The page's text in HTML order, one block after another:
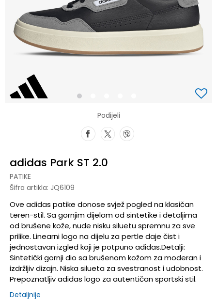
1
Podijeli
adidas Park ST 2.0
PATIKE
Šifra artikla: JQ6109
Ove adidas patike donose svjež pogled na klasičan
teren-stil. Sa gornjim dijelom od sintetike i detaljima
od brušene kože, nude nisku siluetu spremnu za sve
prilike. Linearni logo na dijelu za pertle daje čist i
jednostavan izgled koji je potpuno adidas.Detalji:
Sintetički gornji dio sa brušenom kožom za moderan i
izdržljiv dizajn. Niska silueta za svestranost i udobnost.
Prepoznatljiv adidas logo za autentičan sportski stil.
Detaljnije